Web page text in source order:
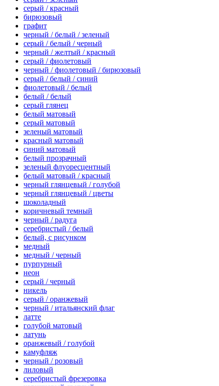
серый / красный
бирюзовый
графит
черный / белый / зеленый
серый / белый / черный
черный / желтый / красный
серый / фиолетовый
черный / фиолетовый / бирюзовый
серый / белый / синий
фиолетовый / белый
белый / белый
серый глянец
белый матовый
серый матовый
зеленый матовый
красный матовый
синий матовый
белый прозрачный
зеленый флуоресцентный
белый матовый / красный
черный глянцевый / голубой
черный глянцевый / цветы
шоколадный
коричневый темный
черный / радуга
серебристый / белый
белый, с рисунком
медный
медный / черный
пурпурный
неон
серый / черный
никель
серый / оранжевый
черный / итальянский флаг
латте
голубой матовый
латунь
оранжевый / голубой
камуфляж
черный / розовый
лиловый
серебристый фрезеровка